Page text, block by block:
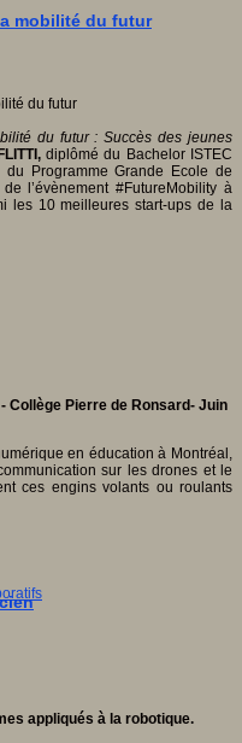
mobilité du futur
du futur : Succès des jeunes
diplômé du Bachelor ISTEC
Programme Grande Ecole de
l’évènement #FutureMobility à
les 10 meilleures start-ups de la
Collège Pierre de Ronsard- Juin
en éducation à Montréal,
sur les drones et le
ces engins volants ou roulants
appliqués à la robotique.